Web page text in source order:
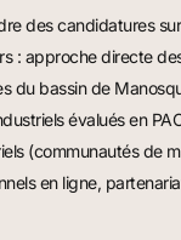
des candidatures
: approche directe
du bassin de
évalués en
(communautés de
en ligne,